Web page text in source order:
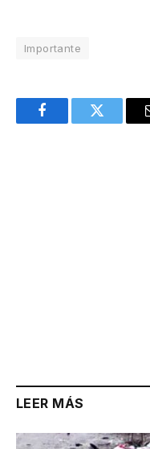
Importante
FacebookTwitter
LEER MÁS